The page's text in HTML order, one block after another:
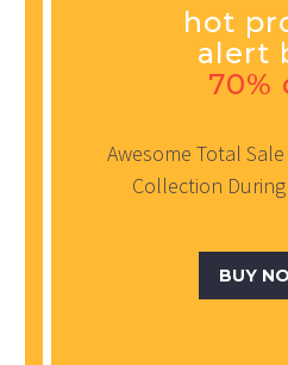
hot
alert
70%
Awesome Total
Collection
BUY